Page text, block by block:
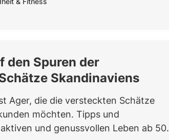
den Spuren der
Skandinaviens
Ager, die die versteckten Schätze
möchten. Tipps und
und genussvollen Leben ab 50.